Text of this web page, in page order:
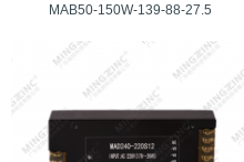
MAB50-150W-139-88-27.5